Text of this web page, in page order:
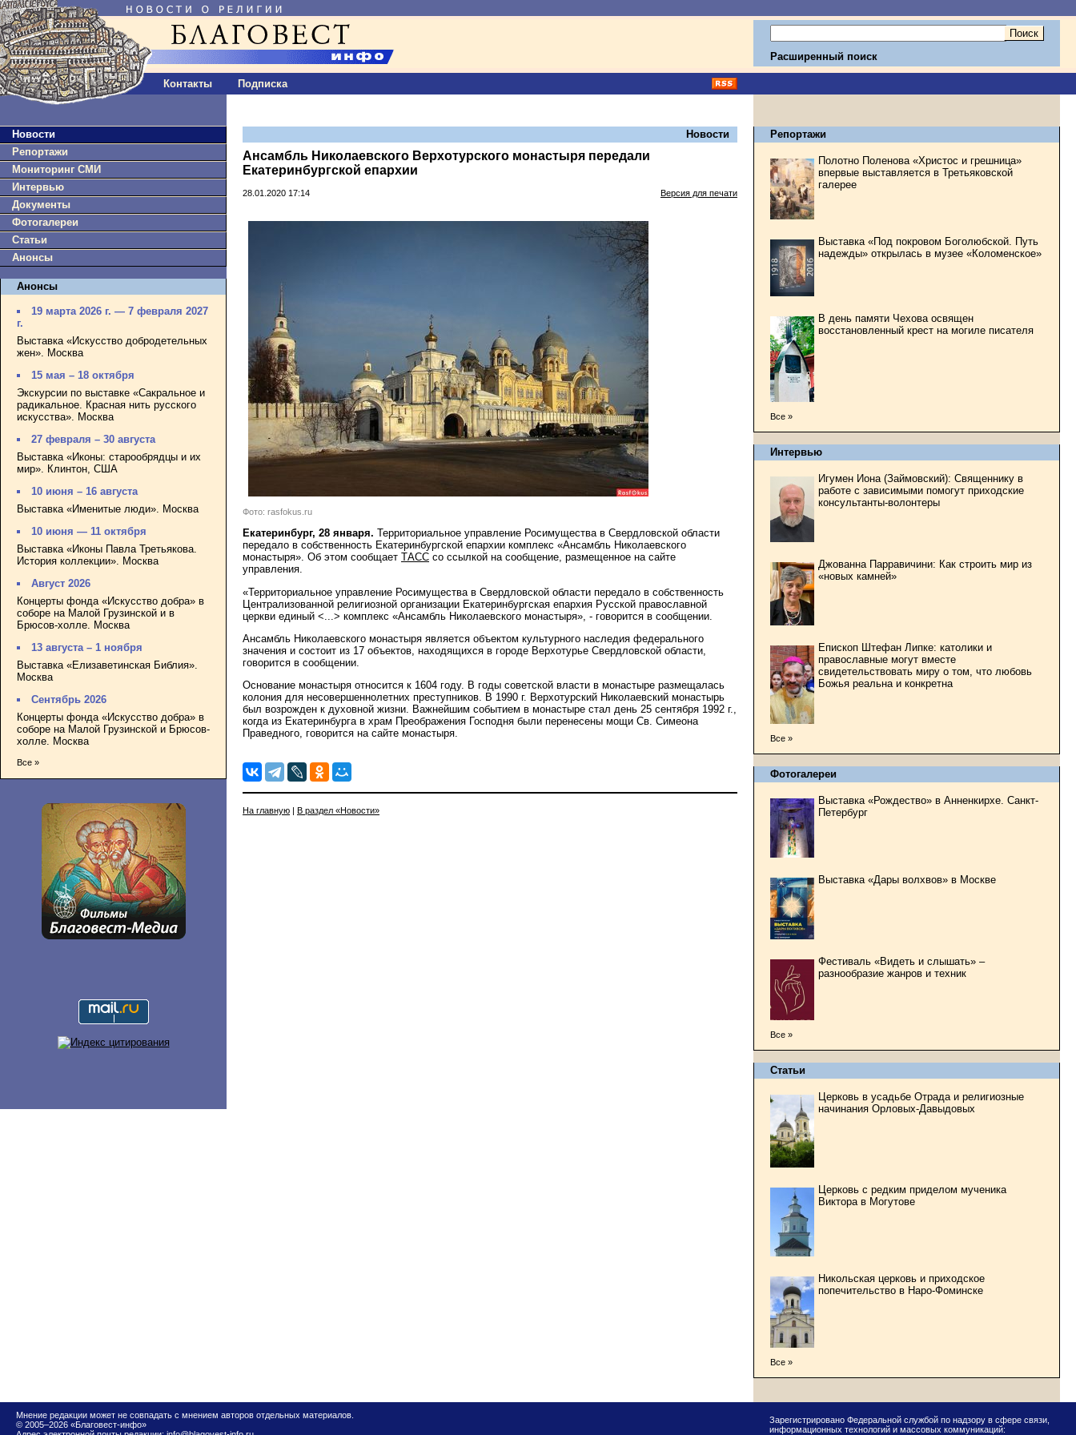
Контакты Подписка
Расширенный поиск
Новости
Репортажи
Мониторинг СМИ
Интервью
Документы
Фотогалереи
Статьи
Анонсы
Анонсы
19 марта 2026 г. — 7 февраля 2027
г.
Выставка «Искусство добродетельных
жен». Москва
15 мая – 18 октября
Экскурсии по выставке «Сакральное и
радикальное. Красная нить русского
искусства». Москва
27 февраля – 30 августа
Выставка «Иконы: старообрядцы и их
мир». Клинтон, США
10 июня – 16 августа
Выставка «Именитые люди». Москва
10 июня — 11 октября
Выставка «Иконы Павла Третьякова.
История коллекции». Москва
Август 2026
Концерты фонда «Искусство добра» в
соборе на Малой Грузинской и в
Брюсов-холле. Москва
13 августа – 1 ноября
Выставка «Елизаветинская Библия».
Москва
Сентябрь 2026
Концерты фонда «Искусство добра» в
соборе на Малой Грузинской и Брюсов-
холле. Москва
Все »
Новости
Ансамбль Николаевского Верхотурского монастыря передали
Екатеринбургской епархии
28.01.2020 17:14 Версия для печати
Фото: rasfokus.ru
Екатеринбург, 28 января. Территориальное управление Росимущества в Свердловской области
передало в собственность Екатеринбургской епархии комплекс «Ансамбль Николаевского
монастыря». Об этом сообщает ТАСС со ссылкой на сообщение, размещенное на сайте
управления.
«Территориальное управление Росимущества в Свердловской области передало в собственность
Централизованной религиозной организации Екатеринбургская епархия Русской православной
церкви единый <...> комплекс «Ансамбль Николаевского монастыря», - говорится в сообщении.
Ансамбль Николаевского монастыря является объектом культурного наследия федерального
значения и состоит из 17 объектов, находящихся в городе Верхотурье Свердловской области,
говорится в сообщении.
Основание монастыря относится к 1604 году. В годы советской власти в монастыре размещалась
колония для несовершеннолетних преступников. В 1990 г. Верхотурский Николаевский монастырь
был возрожден к духовной жизни. Важнейшим событием в монастыре стал день 25 сентября 1992 г.,
когда из Екатеринбурга в храм Преображения Господня были перенесены мощи Св. Симеона
Праведного, говорится на сайте монастыря.
На главную | В раздел «Новости»
Репортажи
Полотно Поленова «Христос и грешница»
впервые выставляется в Третьяковской
галерее
Выставка «Под покровом Боголюбской. Путь
надежды» открылась в музее «Коломенское»
В день памяти Чехова освящен
восстановленный крест на могиле писателя
Все »
Интервью
Игумен Иона (Займовский): Священнику в
работе с зависимыми помогут приходские
консультанты-волонтеры
Джованна Парравичини: Как строить мир из
«новых камней»
Епископ Штефан Липке: католики и
православные могут вместе
свидетельствовать миру о том, что любовь
Божья реальна и конкретна
Все »
Фотогалереи
Выставка «Рождество» в Анненкирхе. Санкт-
Петербург
Выставка «Дары волхвов» в Москве
Фестиваль «Видеть и слышать» –
разнообразие жанров и техник
Все »
Статьи
Церковь в усадьбе Отрада и религиозные
начинания Орловых-Давыдовых
Церковь с редким приделом мученика
Виктора в Могутове
Никольская церковь и приходское
попечительство в Наро-Фоминске
Все »
Мнение редакции может не совпадать с мнением авторов отдельных материалов.
© 2005–2026 «Благовест-инфо»
Зарегистрировано Федеральной службой по надзору в сфере связи,
информационных технологий и массовых коммуникаций: